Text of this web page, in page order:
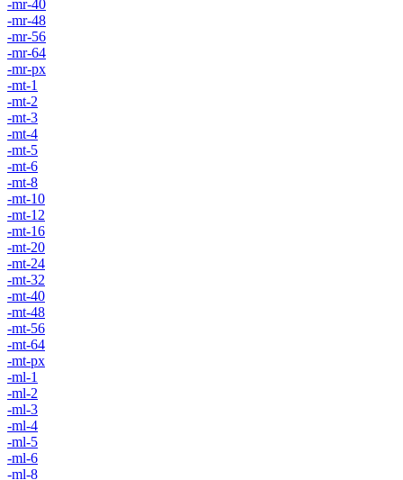
-mr-40
-mr-48
-mr-56
-mr-64
-mr-px
-mt-1
-mt-2
-mt-3
-mt-4
-mt-5
-mt-6
-mt-8
-mt-10
-mt-12
-mt-16
-mt-20
-mt-24
-mt-32
-mt-40
-mt-48
-mt-56
-mt-64
-mt-px
-ml-1
-ml-2
-ml-3
-ml-4
-ml-5
-ml-6
-ml-8